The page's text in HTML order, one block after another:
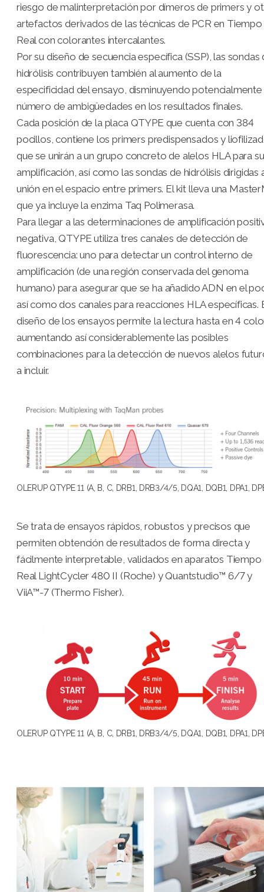
riesgo de malinterpretación por dímeros de primers y
artefactos derivados de las técnicas de PCR en Tiempo
Real con colorantes intercalantes.
Por su diseño de secuencia específica (SSP), las sondas
hidrólisis contribuyen también al aumento de la
especificidad del ensayo, disminuyendo potencialmente
número de ambigüedades en los resultados finales.
Cada posición de la placa QTYPE que cuenta con 384
pocillos, contiene los primers predispensados y
que se unirán a un grupo concreto de alelos HLA para su
amplificación, así como las sondas de hidrólisis dirigidas
unión en el espacio entre primers. El kit lleva una
que ya incluye la enzima Taq Polimerasa.
Para llegar a las determinaciones de amplificación
negativa, QTYPE utiliza tres canales de detección de
fluorescencia: uno para detectar un control interno de
amplificación (de una región conservada del genoma
humano) para asegurar que se ha añadido ADN en el
así como dos canales para reacciones HLA específicas.
diseño de los ensayos permite la lectura hasta en 4
aumentando así considerablemente las posibles
combinaciones para la detección de nuevos alelos
a incluir.
OLERUP QTYPE 11 (A, B, C, DRB1, DRB3/4/5, DQA1, DQB1, DPA1,
Se trata de ensayos rápidos, robustos y precisos que
permiten obtención de resultados de forma directa y
fácilmente interpretable, validados en aparatos Tiempo
Real LightCycler 480 II (Roche) y Quantstudio™ 6/7 y
ViiA™-7 (Thermo Fisher).
OLERUP QTYPE 11 (A, B, C, DRB1, DRB3/4/5, DQA1, DQB1, DPA1,